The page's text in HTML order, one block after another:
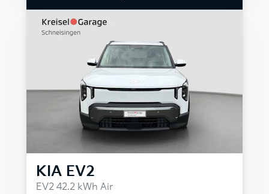
KIA EV2
EV2 42.2 kWh Air